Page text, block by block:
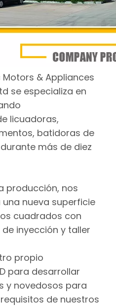
& Appliances
se especializa en
licuadoras,
batidoras de
más de diez
producción, nos
nueva superficie
cuadrados con
inyección y taller
propio
para desarrollar
y novedosos para
de nuestros